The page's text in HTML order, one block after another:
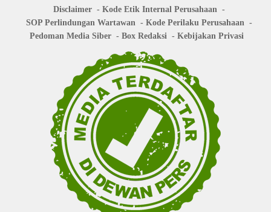
Disclaimer
Kode Etik Internal Perusahaan
SOP Perlindungan Wartawan
Kode Perilaku Perusahaan
Pedoman Media Siber
Box Redaksi Kebijakan Privasi